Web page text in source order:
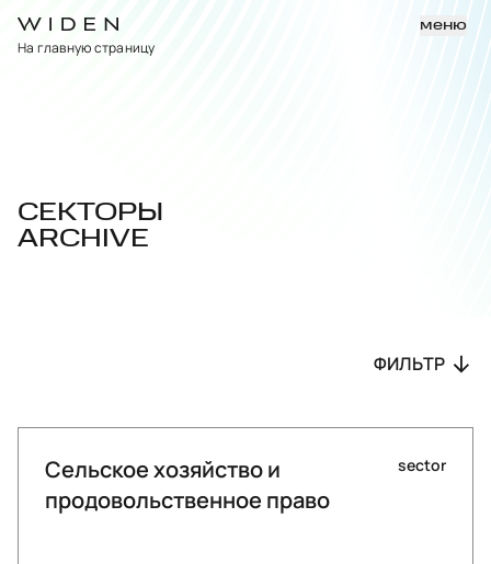
меню
На главную страницу
СЕКТОРЫ
ARCHIVE
ФИЛЬТР
Сельское хозяйство и
продовольственное право
sector